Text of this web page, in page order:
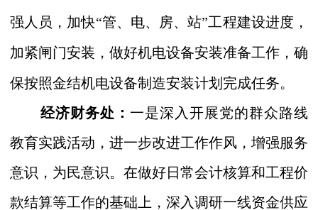
强人员，加快“管、电、房、站”工程建设进度，
加紧闸门安装，做好机电设备安装准备工作，确
保按照金结机电设备制造安装计划完成任务。
经济财务处： 一是深入开展党的群众路线
教育实践活动，进一步改进工作作风， 增强服务
意识， 为民意识。 在做好日常会计核算和工程价
款结算等工作的基础上，深入调研一线资金供应